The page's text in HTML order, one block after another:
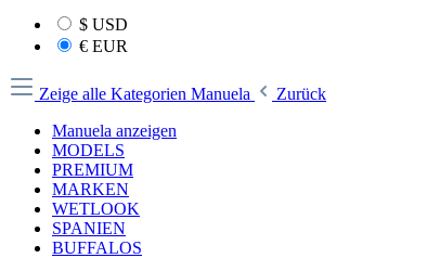
$ USD
€ EUR
Zeige alle Kategorien Manuela
Zurück
Manuela anzeigen
MODELS
PREMIUM
MARKEN
WETLOOK
SPANIEN
BUFFALOS